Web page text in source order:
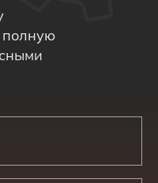
полную